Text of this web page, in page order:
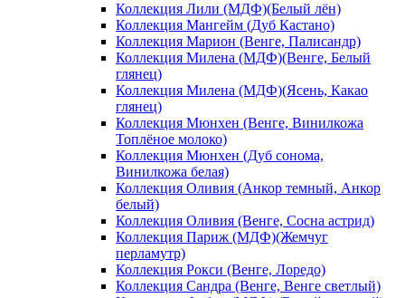
Коллекция Лили (МДФ)(Белый лён)
Коллекция Мангейм (Дуб Кастано)
Коллекция Марион (Венге, Палисандр)
Коллекция Милена (МДФ)(Венге, Белый
глянец)
Коллекция Милена (МДФ)(Ясень, Какао
глянец)
Коллекция Мюнхен (Венге, Винилкожа
Топлёное молоко)
Коллекция Мюнхен (Дуб сонома,
Винилкожа белая)
Коллекция Оливия (Анкор темный, Анкор
белый)
Коллекция Оливия (Венге, Сосна астрид)
Коллекция Париж (МДФ)(Жемчуг
перламутр)
Коллекция Рокси (Венге, Лоредо)
Коллекция Сандра (Венге, Венге светлый)